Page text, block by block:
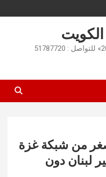
الكويت
من شبكة غزة
لبنان دون